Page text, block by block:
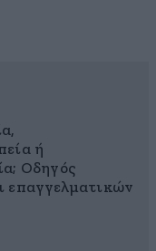
ή
Οδηγός
επαγγελματικών